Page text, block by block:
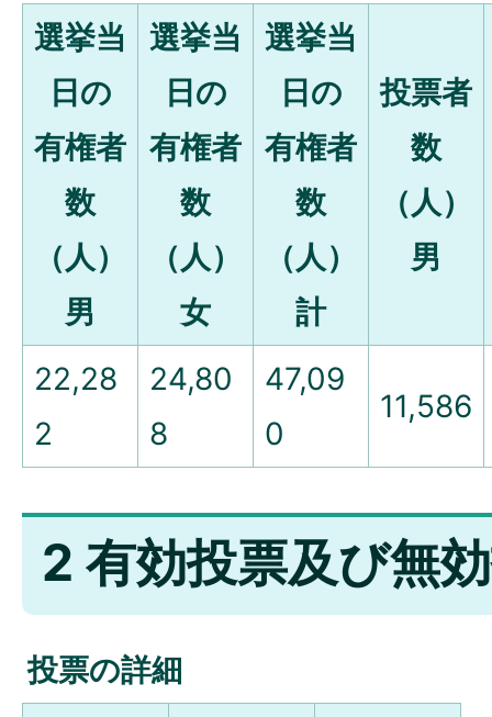
選挙当
日の
有権者
数
（人）
男
選挙当
日の
有権者
数
（人）
女
選挙当
日の
有権者
数
（人）
計
投票者
数
（人）
男
22,28
2
24,80
8
47,09
0
11,586
2 有効投票及び無
投票の詳細